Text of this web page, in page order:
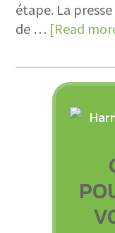
étape. La
de … [Read